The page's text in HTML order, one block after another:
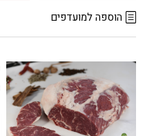
של
בקר
"חי
הוספה למועדפים